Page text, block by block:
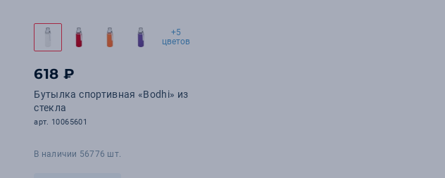
+5
цветов
618 ₽
Бутылка спортивная «Bodhi» из
стекла
арт. 10065601
В наличии 56776 шт.